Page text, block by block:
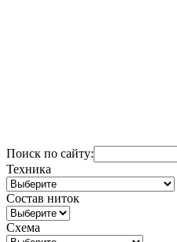
Поиск по сайту:
Техника
Состав ниток
Схема